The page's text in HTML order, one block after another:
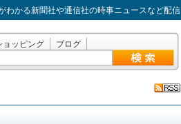
わかる新聞社や通信社の時事ニュースなど配信
ョッピング ブログ